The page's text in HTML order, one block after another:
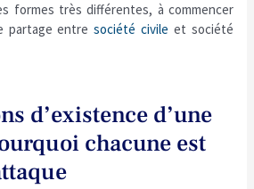
formes très différentes, à commencer
partage entresociété civile et société
d’existence d’une
chacune est